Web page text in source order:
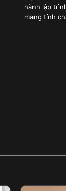
hành lập
mang tính